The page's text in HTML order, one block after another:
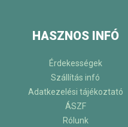
HASZNOS INFÓ
Érdekességek
Szállítás infó
Adatkezelési tájékoztató
ÁSZF
Rólunk